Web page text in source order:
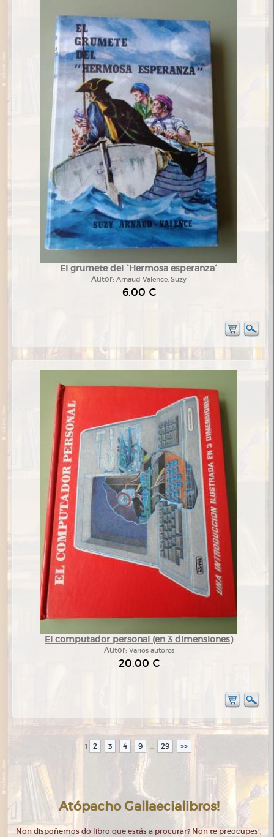
El grumete del `Hermosa esperanza´
Autor: Arnaud Valence, Suzy
6,00 €
El computador personal (en 3 dimensiones)
Autor: Varios autores
20,00 €
1 2 3 4 9 ... 29 >>
Atópacho Gallaecialibros!
Non dispoñemos do libro que estás a procurar? Non te preocupes!,